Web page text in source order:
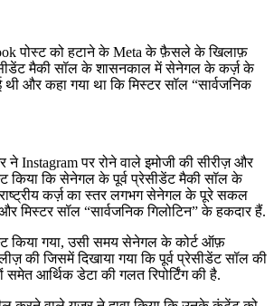
पोस्ट को हटाने के Meta के फ़ैसले के खिलाफ़
मैकी सॉल के शासनकाल में सेनेगल के कर्ज़ के
और कहा गया था कि मिस्टर सॉल “सार्वजनिक
Instagram पर रोने वाले इमोजी की सीरीज़ और
किया कि सेनेगल के पूर्व प्रेसीडेंट मैकी सॉल के
कर्ज़ का स्तर लगभग सेनेगल के पूरे सकल
मिस्टर सॉल “सार्वजनिक गिलोटिन” के हकदार हैं.
किया गया, उसी समय सेनेगल के कोर्ट ऑफ़
की जिसमें दिखाया गया कि पूर्व प्रेसीडेंट सॉल की
आर्थिक डेटा की गलत रिपोर्टिंग की है.